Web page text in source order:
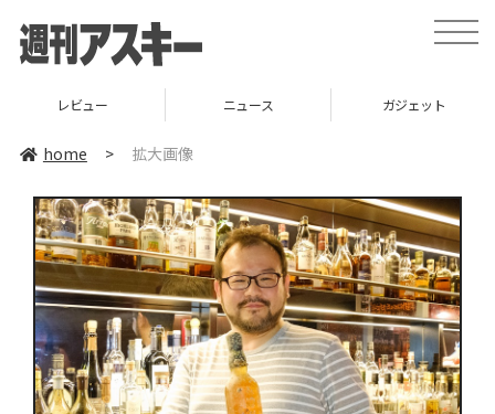
toggle
レビュー ニュース ガジェット
home > 拡大画像